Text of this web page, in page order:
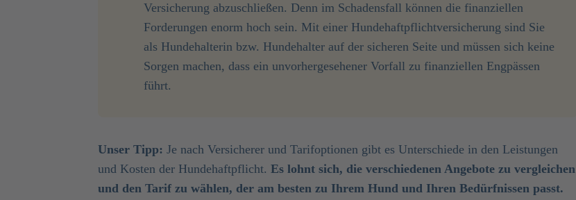
Versicherung abzuschließen. Denn im Schadensfall können die finanziellen
Forderungen enorm hoch sein. Mit einer Hundehaftpflichtversicherung sind Sie
als Hundehalterin bzw. Hundehalter auf der sicheren Seite und müssen sich keine
Sorgen machen, dass ein unvorhergesehener Vorfall zu finanziellen Engpässen
führt.
Unser Tipp: Je nach Versicherer und Tarifoptionen gibt es Unterschiede in den Leistungen
und Kosten der Hundehaftpflicht. Es lohnt sich, die verschiedenen Angebote zu vergleichen
und den Tarif zu wählen, der am besten zu Ihrem Hund und Ihren Bedürfnissen passt.